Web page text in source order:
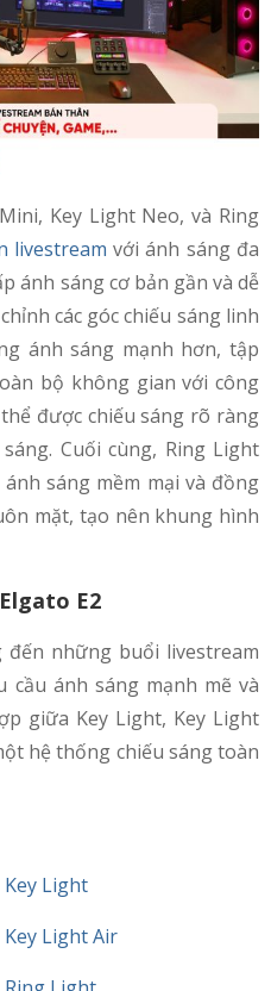
Key Light Neo, và Ring
livestream với ánh sáng đa
ánh sáng cơ bản gần và dễ
các góc chiếu sáng linh
ánh sáng mạnh hơn, tập
bộ không gian với công
được chiếu sáng rõ ràng
Cuối cùng, Ring Light
sáng mềm mại và đồng
mặt, tạo nên khung hình
E2
đến những buổi livestream
cầu ánh sáng mạnh mẽ và
giữa Key Light, Key Light
hệ thống chiếu sáng toàn
Light
Light Air